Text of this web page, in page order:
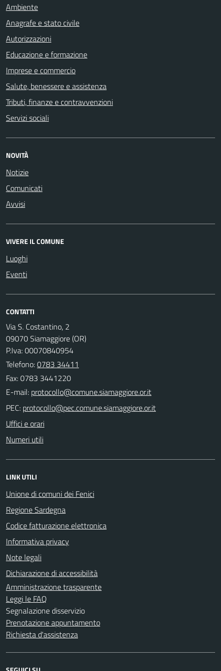
Ambiente
Anagrafe e stato civile
Autorizzazioni
Educazione e formazione
Imprese e commercio
Salute, benessere e assistenza
Tributi, finanze e contravvenzioni
Servizi sociali
NOVITÀ
Notizie
Comunicati
Avvisi
VIVERE IL COMUNE
Luoghi
Eventi
CONTATTI
Via S. Costantino, 2
09070 Siamaggiore (OR)
P.Iva: 00070840954
Telefono:0783 34411
Fax: 0783 3441220
E-mail:
PEC:
Uffici e orari
Numeri utili
LINK UTILI
Unione di comuni dei Fenici
Regione Sardegna
Codice fatturazione elettronica
Informativa privacy
Note legali
Dichiarazione di accessibilità
Amministrazione trasparente
Leggi le FAQ
Segnalazione disservizio
Prenotazione appuntamento
Richiesta d'assistenza